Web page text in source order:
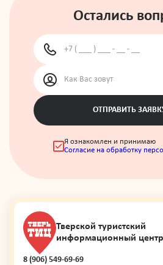
Остались
ОТПРАВИТЬ
Я ознакомлен и принимаю
Согласие на обработку
Тверской туристский
информационный центр
8 (906) 549-69-69